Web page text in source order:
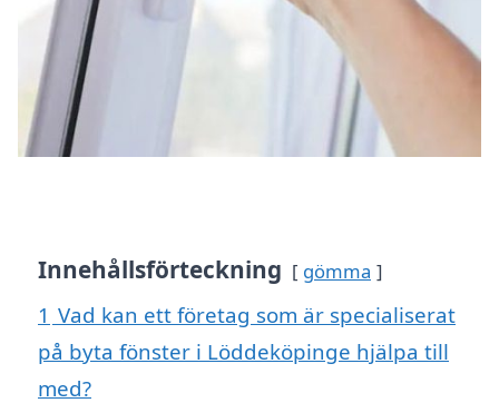
Innehållsförteckning gömma
1 Vad kan ett företag som är specialiserat
på byta fönster i Löddeköpinge hjälpa till
med?